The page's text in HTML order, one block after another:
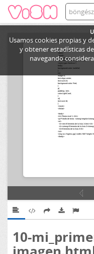
Usamos cookies propias y
y obtener estadísticas
navegando
10-